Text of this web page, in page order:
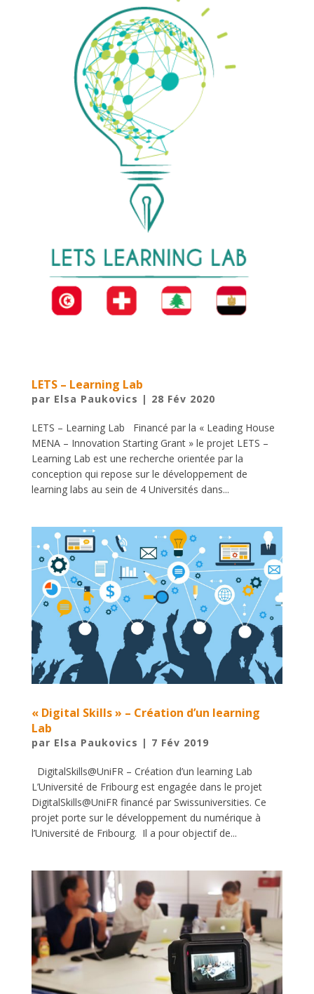
LETS – Learning Lab
par Elsa Paukovics | 28 Fév 2020
LETS – Learning Lab Financé par la « Leading House
MENA – Innovation Starting Grant » le projet LETS –
Learning Lab est une recherche orientée par la
conception qui repose sur le développement de
learning labs au sein de 4 Universités dans...
« Digital Skills » – Création d’un learning
Lab
par Elsa Paukovics | 7 Fév 2019
DigitalSkills@UniFR – Création d’un learning Lab
L’Université de Fribourg est engagée dans le projet
DigitalSkills@UniFR financé par Swissuniversities. Ce
projet porte sur le développement du numérique à
l’Université de Fribourg. Il a pour objectif de...